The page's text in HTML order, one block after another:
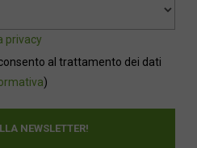
privacy
al trattamento dei dati
)